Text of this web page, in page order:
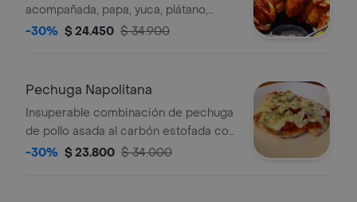
acompañada, papa, yuca, plátano,
guacamole y arepa boyacense.
-30% $ 24.450 $ 34.900
Pechuga Napolitana
Insuperable combinación de pechuga
de pollo asada al carbón estofada con
jamón queso tomate orégano.
-30% $ 23.800 $ 34.000